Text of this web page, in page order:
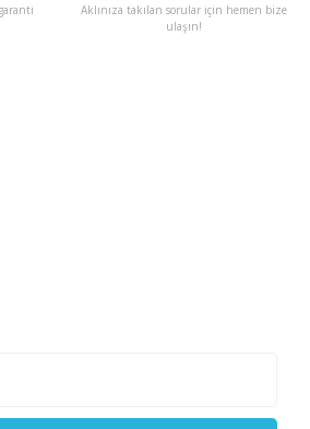
Aklınıza takılan sorular için hemen bize
ulaşın!